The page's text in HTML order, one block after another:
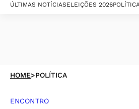
ÚLTIMAS NOTÍCIASELEIÇÕES 2026
HOME>POLÍTICA
ENCONTRO